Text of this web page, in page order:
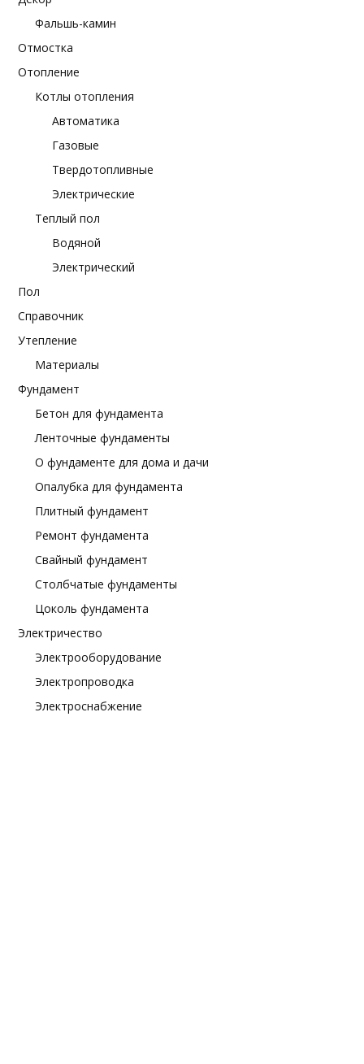
Фальшь-камин
Отмостка
Отопление
Котлы отопления
Автоматика
Газовые
Твердотопливные
Электрические
Теплый пол
Водяной
Электрический
Пол
Справочник
Утепление
Материалы
Фундамент
Бетон для фундамента
Ленточные фундаменты
О фундаменте для дома и дачи
Опалубка для фундамента
Плитный фундамент
Ремонт фундамента
Свайный фундамент
Столбчатые фундаменты
Цоколь фундамента
Электричество
Электрооборудование
Электропроводка
Электроснабжение